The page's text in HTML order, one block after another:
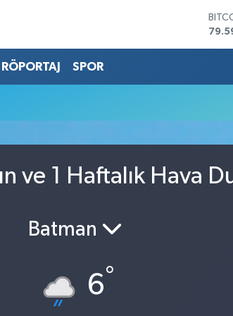
RÖPORTAJ SPOR
ve 1 Haftalık Hava
Batman
6°